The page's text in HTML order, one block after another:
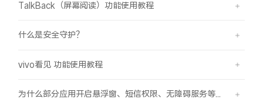
TalkBack（屏幕阅读）功能使用教程
什么是安全守护？
vivo看见 功能使用教程